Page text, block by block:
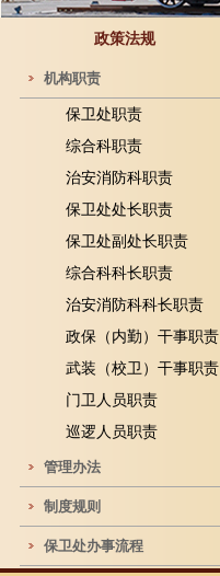
政策法规
机构职责
保卫处职责
综合科职责
治安消防科职责
保卫处处长职责
保卫处副处长职责
综合科科长职责
治安消防科科长职责
政保（内勤）干事职责
武装（校卫）干事职责
门卫人员职责
巡逻人员职责
管理办法
制度规则
保卫处办事流程